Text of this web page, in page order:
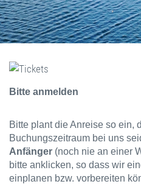
Bitte anmelden
Bitte plant die Anreise so ein,
Buchungszeitraum bei uns
Anfänger (noch nie an einer
bitte anklicken, so dass wir
einplanen bzw. vorbereiten